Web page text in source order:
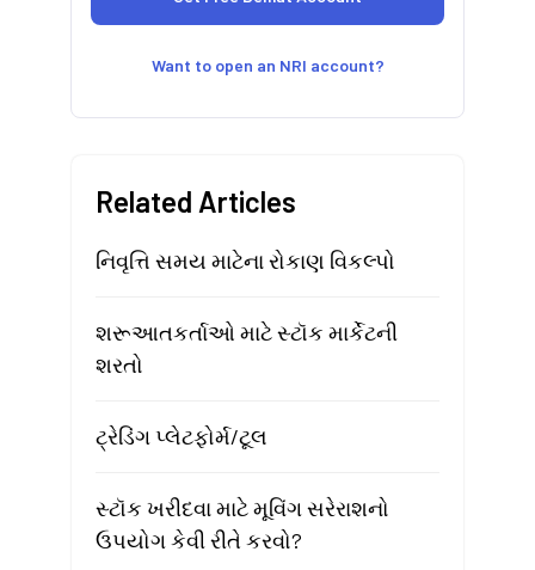
Want to open an NRI account?
Related Articles
નિવૃત્તિ સમય માટેના રોકાણ વિકલ્પો
શરૂઆતકર્તાઓ માટે સ્ટૉક માર્કેટની
શરતો
ટ્રેડિંગ પ્લેટફોર્મ/ટૂલ
સ્ટૉક ખરીદવા માટે મૂવિંગ સરેરાશનો
ઉપયોગ કેવી રીતે કરવો?